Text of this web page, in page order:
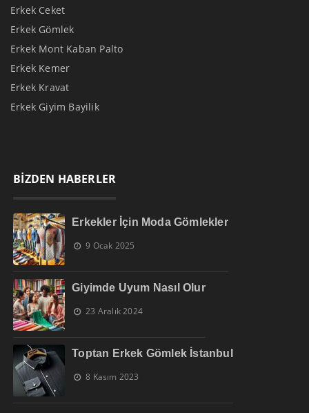
Erkek Ceket
Erkek Gömlek
Erkek Mont Kaban Palto
Erkek Kemer
Erkek Kravat
Erkek Giyim Bayilik
BİZDEN HABERLER
Erkekler İçin Moda Gömlekler
9 Ocak 2025
Giyimde Uyum Nasıl Olur
23 Aralık 2024
Toptan Erkek Gömlek İstanbul
8 Kasım 2023